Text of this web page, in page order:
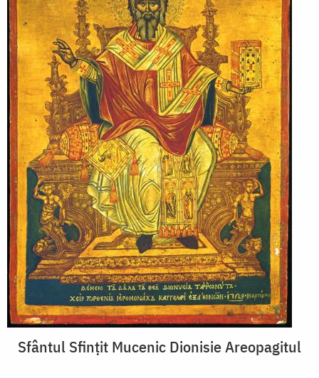
Sfântul Sfințit Mucenic Dionisie Areopagitul